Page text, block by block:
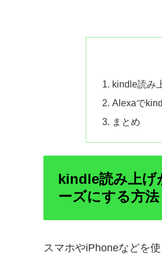
kindle読み
Alexaで
まとめ
kindle読み上げ
ーズにする方法
スマホやiPhoneなどを